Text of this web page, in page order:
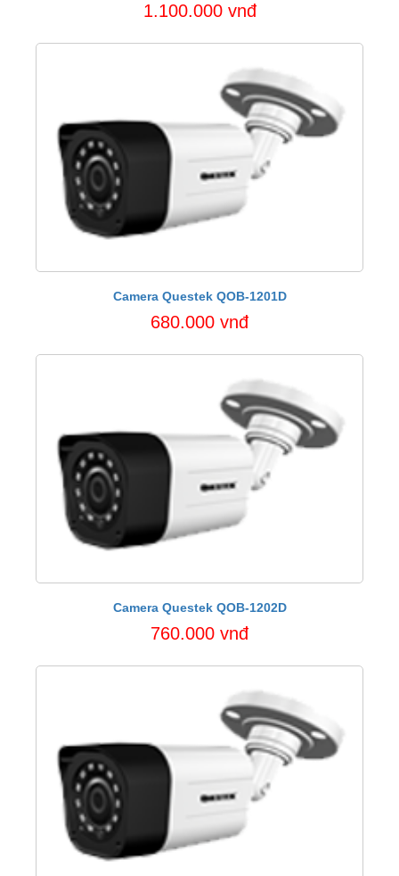
1.100.000 vnđ
Camera Questek QOB-1201D
680.000 vnđ
Camera Questek QOB-1202D
760.000 vnđ